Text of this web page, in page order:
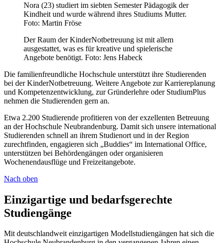
Nora (23) studiert im siebten Semester Pädagogik der
Kindheit und wurde während ihres Studiums Mutter.
Foto: Martin Fröse
Der Raum der KinderNotbetreuung ist mit allem
ausgestattet, was es für kreative und spielerische
Angebote benötigt. Foto: Jens Habeck
Die familienfreundliche Hochschule unterstützt ihre Studierenden
bei der KinderNotbetreuung. Weitere Angebote zur Karriereplanung
und Kompetenzentwicklung, zur Gründerlehre oder StudiumPlus
nehmen die Studierenden gern an.
Etwa 2.200 Studierende profitieren von der exzellenten Betreuung
an der Hochschule Neubrandenburg. Damit sich unsere international
Studierenden schnell an ihrem Studienort und in der Region
zurechtfinden, engagieren sich „Buddies“ im International Office,
unterstützen bei Behördengängen oder organisieren
Wochenendausflüge und Freizeitangebote.
Nach oben
Einzigartige und bedarfsgerechte
Studiengänge
Mit deutschlandweit einzigartigen Modellstudiengängen hat sich die